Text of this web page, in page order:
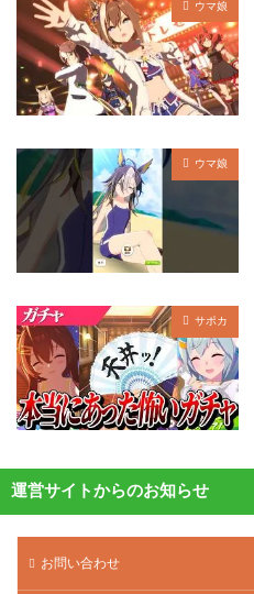
ウマ娘
ウマ娘
サポカ
運営サイトからのお知らせ
お問い合わせ